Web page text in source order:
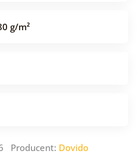
g/m²
Producent: Dovido